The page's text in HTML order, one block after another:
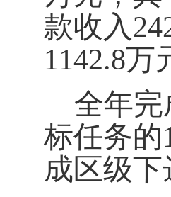
款收入
1142.8万
全年
标任务的
成区级下